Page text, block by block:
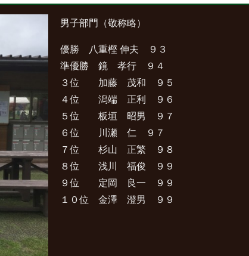
男子部門（敬称略）
優勝 八重樫 伸夫 ９３
準優勝 鏡 孝行 ９４
３位 加藤 茂和 ９５
４位 潟端 正利 ９６
５位 板垣 昭男 ９７
６位 川瀬 仁 ９７
７位 杉山 正繁 ９８
８位 浅川 福俊 ９９
９位 定岡 良一 ９９
１０位 金澤 澄男 ９９